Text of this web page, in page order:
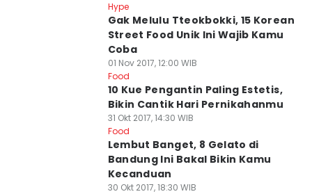
Hype
Gak Melulu Tteokbokki, 15 Korean
Street Food Unik Ini Wajib Kamu
Coba
01 Nov 2017, 12:00 WIB
Food
10 Kue Pengantin Paling Estetis,
Bikin Cantik Hari Pernikahanmu
31 Okt 2017, 14:30 WIB
Food
Lembut Banget, 8 Gelato di
Bandung Ini Bakal Bikin Kamu
Kecanduan
30 Okt 2017, 18:30 WIB